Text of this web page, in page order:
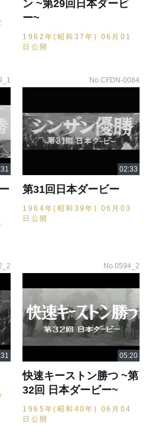
ン ~第29回日本ダービ
ー~
1962年(昭和37年) 06月01
日公開
No.CFDN-0084
第31回日本ダービー
1964年(昭和39年) 06月03
日公開
No.0594_2
快速キーストン勝つ ~第
32回 日本ダービー~
1965年(昭和40年) 06月04
日公開